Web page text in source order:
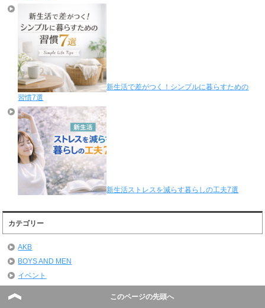
新生活で差がつく！シンプルに暮らすための
習慣7選
新生活ストレスを減らす暮らしの工夫7選
カテゴリー
AKB
BOYS AND MEN
イベント
このページの先頭へ